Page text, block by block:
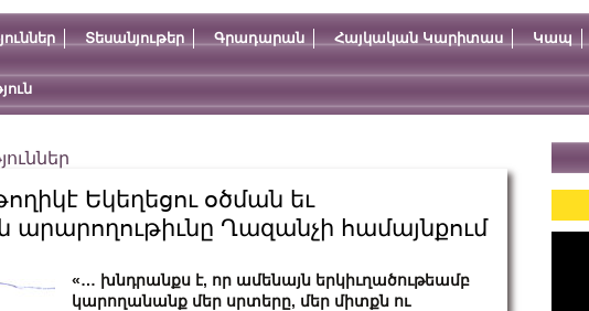
Տեսանյութեր Գրադարան Հայկական Կարիտաս Կապ
Եկեղեցու օծման եւ
Ղազանչի համայնքում
«… խնդրանքս է, որ ամենայն երկիւղածութեամբ
կարողանանք մեր սրտերը, մեր միտքն ու